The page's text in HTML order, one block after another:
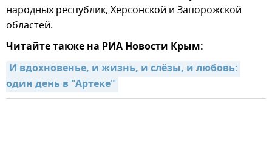
народных республик, Херсонской и Запорожской
областей.
Читайте также на РИА Новости Крым:
И вдохновенье, и жизнь, и слёзы, и любовь:
один день в "Артеке"